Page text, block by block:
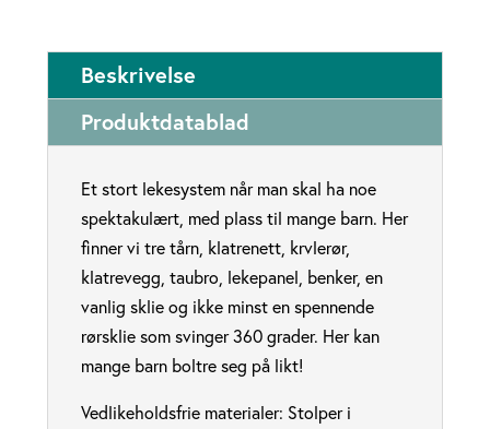
Beskrivelse
Produktdatablad
Et stort lekesystem når man skal ha noe
spektakulært, med plass til mange barn. Her
finner vi tre tårn, klatrenett, krvlerør,
klatrevegg, taubro, lekepanel, benker, en
vanlig sklie og ikke minst en spennende
rørsklie som svinger 360 grader. Her kan
mange barn boltre seg på likt!
Vedlikeholdsfrie materialer: Stolper i